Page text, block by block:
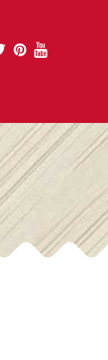
PinterestYoutube